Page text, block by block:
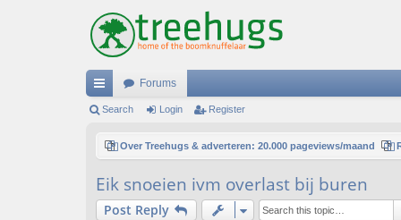
ui
ks
Forums
Search Login Register
Over Treehugs & adverteren: 20.000 pageviews/maand
Eik snoeien ivm overlast bij buren
Post Reply